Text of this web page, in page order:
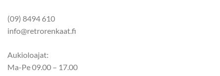
(09) 8494 610
info@retrorenkaat.fi
Aukioloajat:
Ma-Pe 09.00 – 17.00